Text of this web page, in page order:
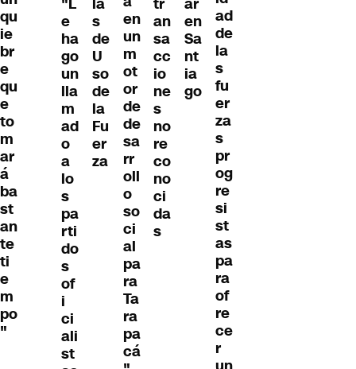
qu
ie
br
e
qu
e
to
m
ar
á
ba
st
an
te
ti
e
m
po
"
e
ha
go
un
lla
m
ad
o
a
lo
s
pa
rti
do
s
of
i
ci
ali
st
s
de
U
so
de
la
Fu
er
za
en
un
m
ot
or
de
de
sa
rr
oll
o
so
ci
al
pa
ra
Ta
ra
pa
cá
an
sa
cc
io
ne
s
no
re
co
no
ci
da
s
ar
en
Sa
nt
ia
go
ad
de
la
s
fu
er
za
s
pr
og
re
si
st
as
pa
ra
of
re
ce
r